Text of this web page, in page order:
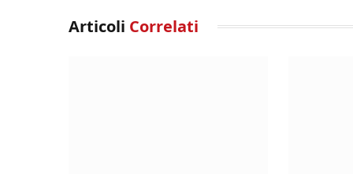
Articoli Correlati